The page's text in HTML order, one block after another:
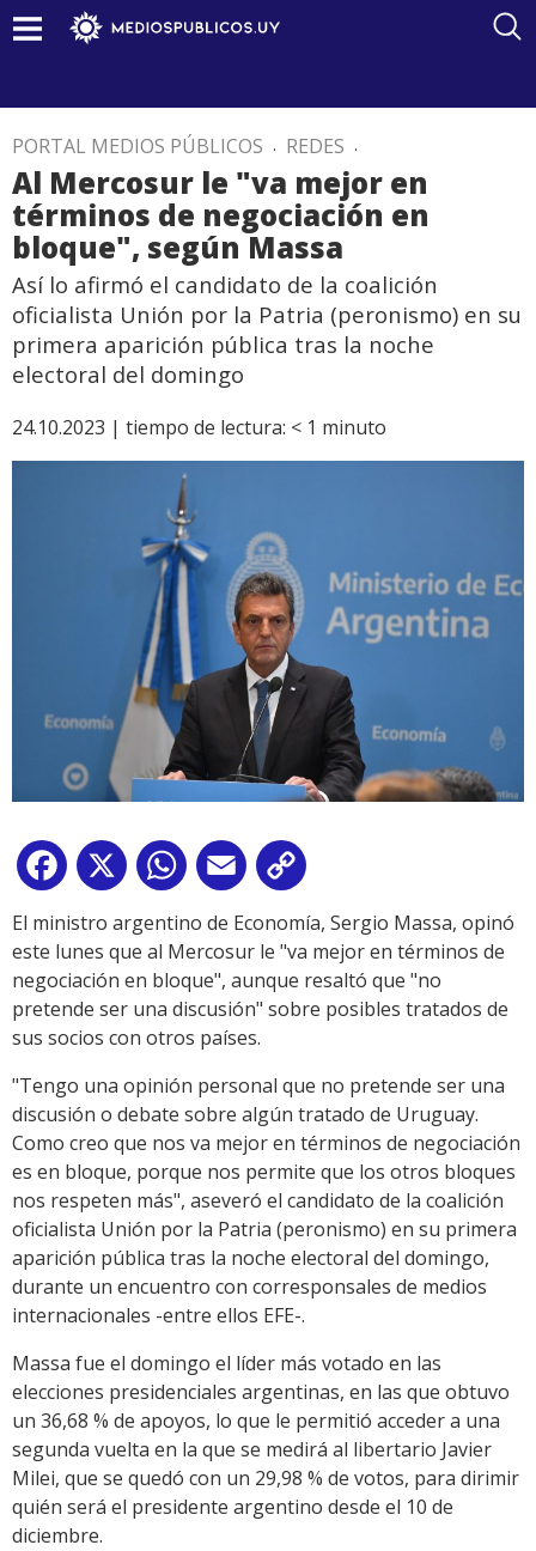
PORTAL MEDIOS PÚBLICOS . REDES .
Al Mercosur le "va mejor en
términos de negociación en
bloque", según Massa
Así lo afirmó el candidato de la coalición
oficialista Unión por la Patria (peronismo) en su
primera aparición pública tras la noche
electoral del domingo
24.10.2023 | tiempo de lectura: < 1 minuto
Facebook
X WhatsApp
Email
Link
El ministro argentino de Economía, Sergio Massa, opinó
este lunes que al Mercosur le "va mejor en términos de
negociación en bloque", aunque resaltó que "no
pretende ser una discusión" sobre posibles tratados de
sus socios con otros países.
"Tengo una opinión personal que no pretende ser una
discusión o debate sobre algún tratado de Uruguay.
Como creo que nos va mejor en términos de negociación
es en bloque, porque nos permite que los otros bloques
nos respeten más", aseveró el candidato de la coalición
oficialista Unión por la Patria (peronismo) en su primera
aparición pública tras la noche electoral del domingo,
durante un encuentro con corresponsales de medios
internacionales -entre ellos EFE-.
Massa fue el domingo el líder más votado en las
elecciones presidenciales argentinas, en las que obtuvo
un 36,68 % de apoyos, lo que le permitió acceder a una
segunda vuelta en la que se medirá al libertario Javier
Milei, que se quedó con un 29,98 % de votos, para dirimir
quién será el presidente argentino desde el 10 de
diciembre.